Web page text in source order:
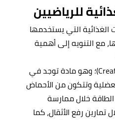
للرياضيين
التي يستخدمها
مع التنويه إلى أهمية
(بالإنجليزية: Creatine)؛ وهو مادة توجد في
وتتكون من الأحماض
الطاقة خلال ممارسة
تمارين رفع الأثقال، كما